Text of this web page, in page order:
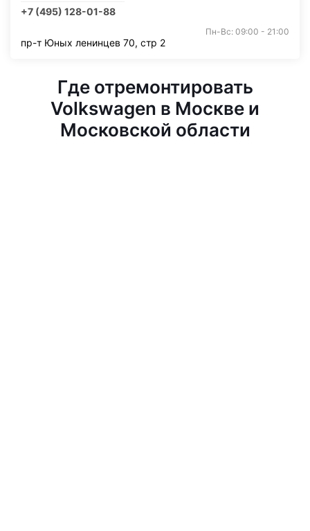
+7 (495) 128-01-88
Пн-Вс: 09:00 - 21:00
пр-т Юных ленинцев 70, стр 2
Где отремонтировать
Volkswagen в Москве и
Московской области